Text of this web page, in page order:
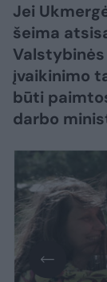
Jei
šeima
įvaikinimo
būti
darbo